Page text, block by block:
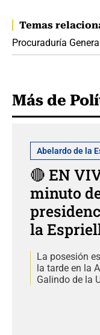
Temas
Procuraduría
Más de
Abelardo de la
🔴 EN
minuto
la
La posesión
la tarde en la
Galindo de la